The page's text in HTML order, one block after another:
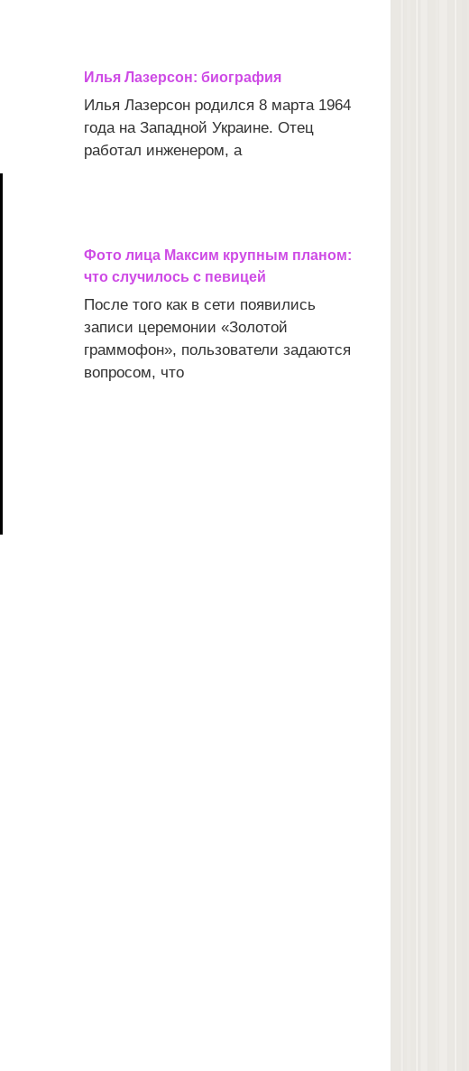
Илья Лазерсон: биография
Илья Лазерсон родился 8 марта 1964
года на Западной Украине. Отец
работал инженером, а
Фото лица Максим крупным планом:
что случилось с певицей
После того как в сети появились
записи церемонии «Золотой
граммофон», пользователи задаются
вопросом, что